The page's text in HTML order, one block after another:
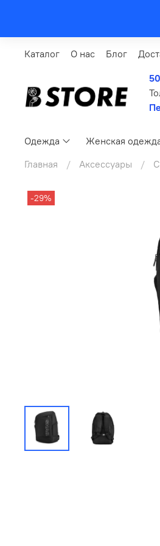
Каталог О нас Блог
Одежда Женская
Главная
Аксессуары
-29%